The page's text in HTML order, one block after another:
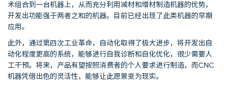
术组合到一台机器上，从而充分利用减材和增材制造机器的优势，
开发出功能强于两者之和的机器。目前已经出现了此类机器的早期
应用。
此外，通过第四次工业革命，自动化取得了极大进步，将开发出自
动化程度更高的系统，能够进行自我诊断和自化优化，很少需要人
工干预。将来，产品有望按照消费者的个人要求进行制造，而CNC
机器凭借出色的灵活性，能够让此愿景变为现实。